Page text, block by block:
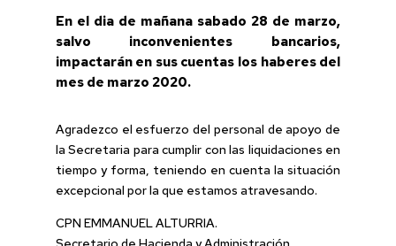
En el dia de mañana sabado 28 de marzo,
salvo inconvenientes bancarios,
impactarán en sus cuentas los haberes del
mes de marzo 2020.
Agradezco el esfuerzo del personal de apoyo de
la Secretaria para cumplir con las liquidaciones en
tiempo y forma, teniendo en cuenta la situación
excepcional por la que estamos atravesando.
CPN EMMANUEL ALTURRIA.